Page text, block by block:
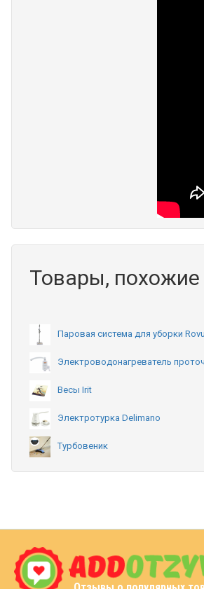
Товары, похожие
Паровая система для уборки
Электроводонагреватель
Весы Irit
Электротурка Delimano
Турбовеник